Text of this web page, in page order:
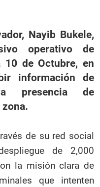
Nayib Bukele,
operativo de
de Octubre, en
información de
presencia de
de su red social
de 2,000
la misión clara de
que intenten